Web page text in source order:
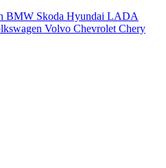
BMW Skoda Hyundai LADA
Volvo Chevrolet Chery